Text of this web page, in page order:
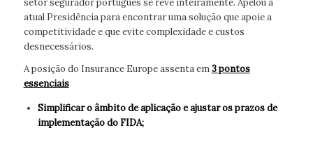
setor segurador português se revê inteiramente. Apelou à
atual Presidência para encontrar uma solução que apoie a
competitividade e que evite complexidade e custos
desnecessários.
A posição do Insurance Europe assenta em3 pontos
essenciais
Simplificar o âmbito de aplicação e ajustar os prazos de
implementação do FIDA;